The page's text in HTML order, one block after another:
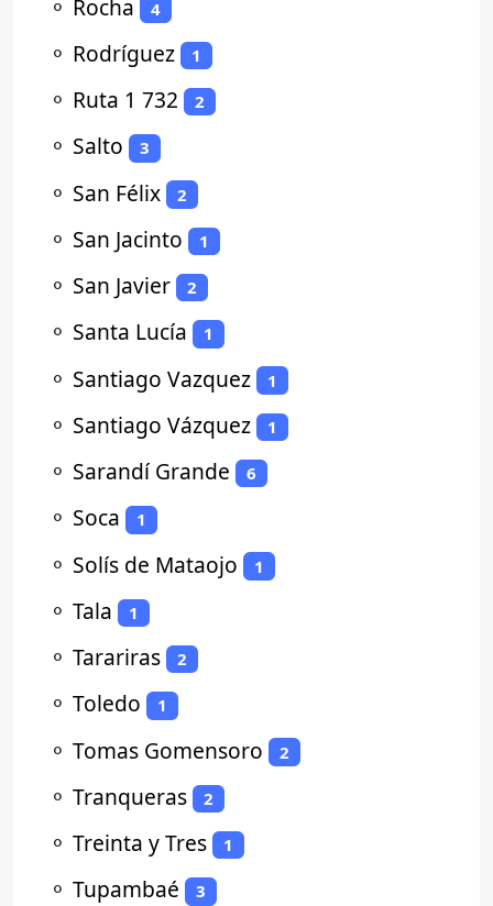
⚬ Rocha 4
⚬ Rodríguez 1
⚬ Ruta 1 732 2
⚬ Salto 3
⚬ San Félix 2
⚬ San Jacinto 1
⚬ San Javier 2
⚬ Santa Lucía 1
⚬ Santiago Vazquez 1
⚬ Santiago Vázquez 1
⚬ Sarandí Grande 6
⚬ Soca 1
⚬ Solís de Mataojo 1
⚬ Tala 1
⚬ Tarariras 2
⚬ Toledo 1
⚬ Tomas Gomensoro 2
⚬ Tranqueras 2
⚬ Treinta y Tres 1
⚬ Tupambaé 3